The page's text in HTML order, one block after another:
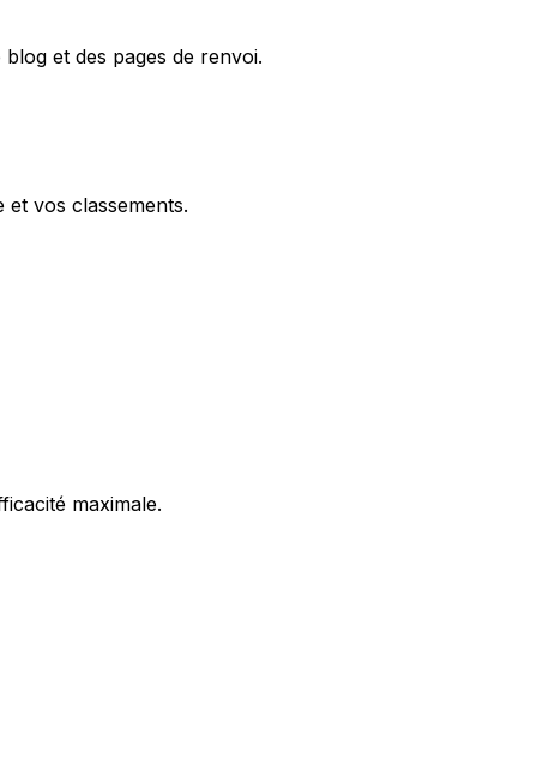
et des pages de renvoi.
vos classements.
maximale.